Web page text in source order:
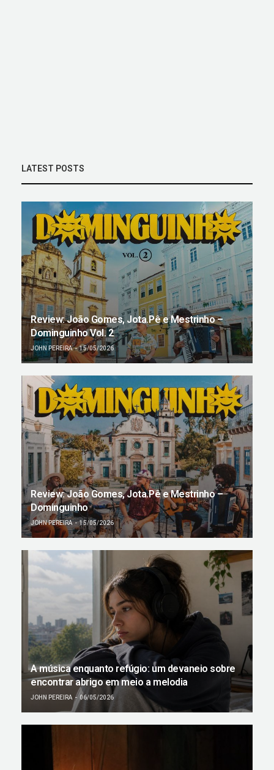
LATEST POSTS
Review: João Gomes, Jota.Pê e Mestrinho –
Dominguinho Vol. 2
JOHN PEREIRA 15/05/2026
Review: João Gomes, Jota.Pê e Mestrinho –
Dominguinho
JOHN PEREIRA 15/05/2026
A música enquanto refúgio: um devaneio sobre
encontrar abrigo em meio a melodia
JOHN PEREIRA 06/05/2026